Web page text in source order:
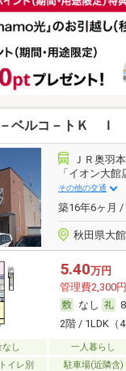
ベルコ－トＫ Ｉ
ＪＲ奥羽
「イオン大
その他の交通
築16年6ヶ月 /
秋田県大
5.40万円
管理費2,300円
なし
2階 / 1LDK（
し 一人暮らし
イレ別
駐車場(近隣含)